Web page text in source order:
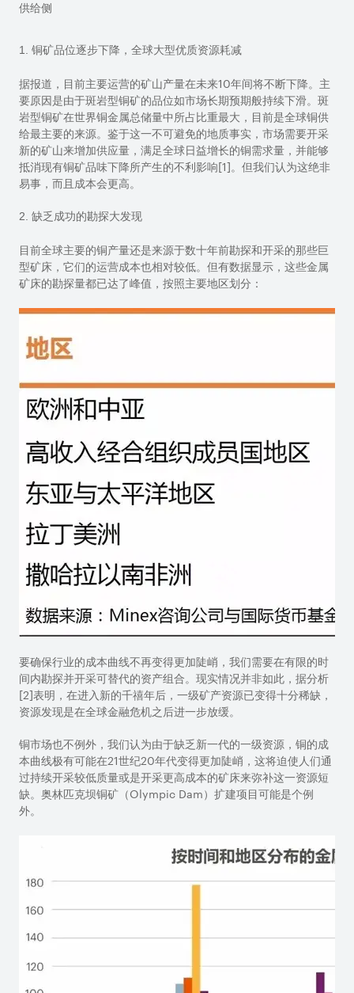
供给侧
1. 铜矿品位逐步下降，全球大型优质资源耗减
据报道，目前主要运营的矿山产量在未来10年间将不断下降。主
要原因是由于斑岩型铜矿的品位如市场长期预期般持续下滑。斑
岩型铜矿在世界铜金属总储量中所占比重最大，目前是全球铜供
给最主要的来源。鉴于这一不可避免的地质事实，市场需要开采
新的矿山来增加供应量，满足全球日益增长的铜需求量，并能够
抵消现有铜矿品味下降所产生的不利影响[1]。但我们认为这绝非
易事，而且成本会更高。
2. 缺乏成功的勘探大发现
目前全球主要的铜产量还是来源于数十年前勘探和开采的那些巨
型矿床，它们的运营成本也相对较低。但有数据显示，这些金属
矿床的勘探量都已达了峰值，按照主要地区划分：
要确保行业的成本曲线不再变得更加陡峭，我们需要在有限的时
间内勘探并开采可替代的资产组合。现实情况并非如此，据分析
[2]表明，在进入新的千禧年后，一级矿产资源已变得十分稀缺，
资源发现是在全球金融危机之后进一步放缓。
铜市场也不例外，我们认为由于缺乏新一代的一级资源，铜的成
本曲线极有可能在21世纪20年代变得更加陡峭，这将迫使人们通
过持续开采较低质量或是开采更高成本的矿床来弥补这一资源短
缺。 奥林匹克坝铜矿（Olympic Dam）扩建项目可能是个例
外。